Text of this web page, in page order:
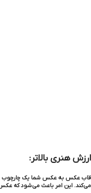
ارزش هنری بالاتر:
قاب عکس به عکس شما یک چارچوب
می‌کند. این امر باعث می‌شود که